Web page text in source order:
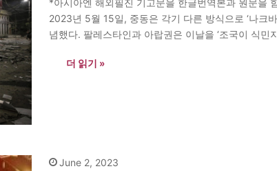
*아시아엔 해외필진 기고문을 한글번역본과 원문을
2023년 5월 15일, 중동은 각기 다른 방식으로 ‘나크
념했다. 팔레스타인과 아랍권은 이날을 ‘조국이 식민
더 읽기 »
June 2, 2023